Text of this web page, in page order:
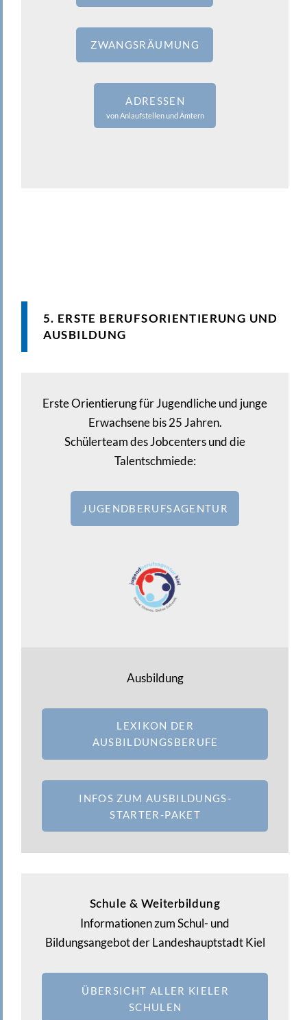
ZWANGSRÄUMUNG
ADRESSEN
von Anlaufstellen und Ämtern
5. ERSTE BERUFSORIENTIERUNG UND
AUSBILDUNG
Erste Orientierung für Jugendliche und junge
Erwachsene bis 25 Jahren.
Schülerteam des Jobcenters und die
Talentschmiede:
JUGENDBERUFSAGENTUR
Ausbildung
LEXIKON DER
AUSBILDUNGSBERUFE
INFOS ZUM AUSBILDUNGS-
STARTER-PAKET
Schule & Weiterbildung
Informationen zum Schul- und
Bildungsangebot der Landeshauptstadt Kiel
ÜBERSICHT ALLER KIELER
SCHULEN